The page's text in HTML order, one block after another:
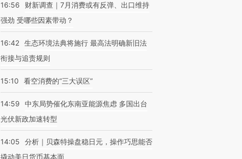
16:56
财新调查｜7月消费或有反弹、出口维持
强劲 受哪些因素带动？
16:42 生态环境法典将施行 最高法明确新旧法
衔接与追责规则
15:10 看空消费的“三大误区”
14:59
中东局势催化东南亚能源焦虑 多国出台
光伏新政加速转型
14:05
分析｜贝森特操盘稳日元，操作巧思能否
撬动美日货币基本面